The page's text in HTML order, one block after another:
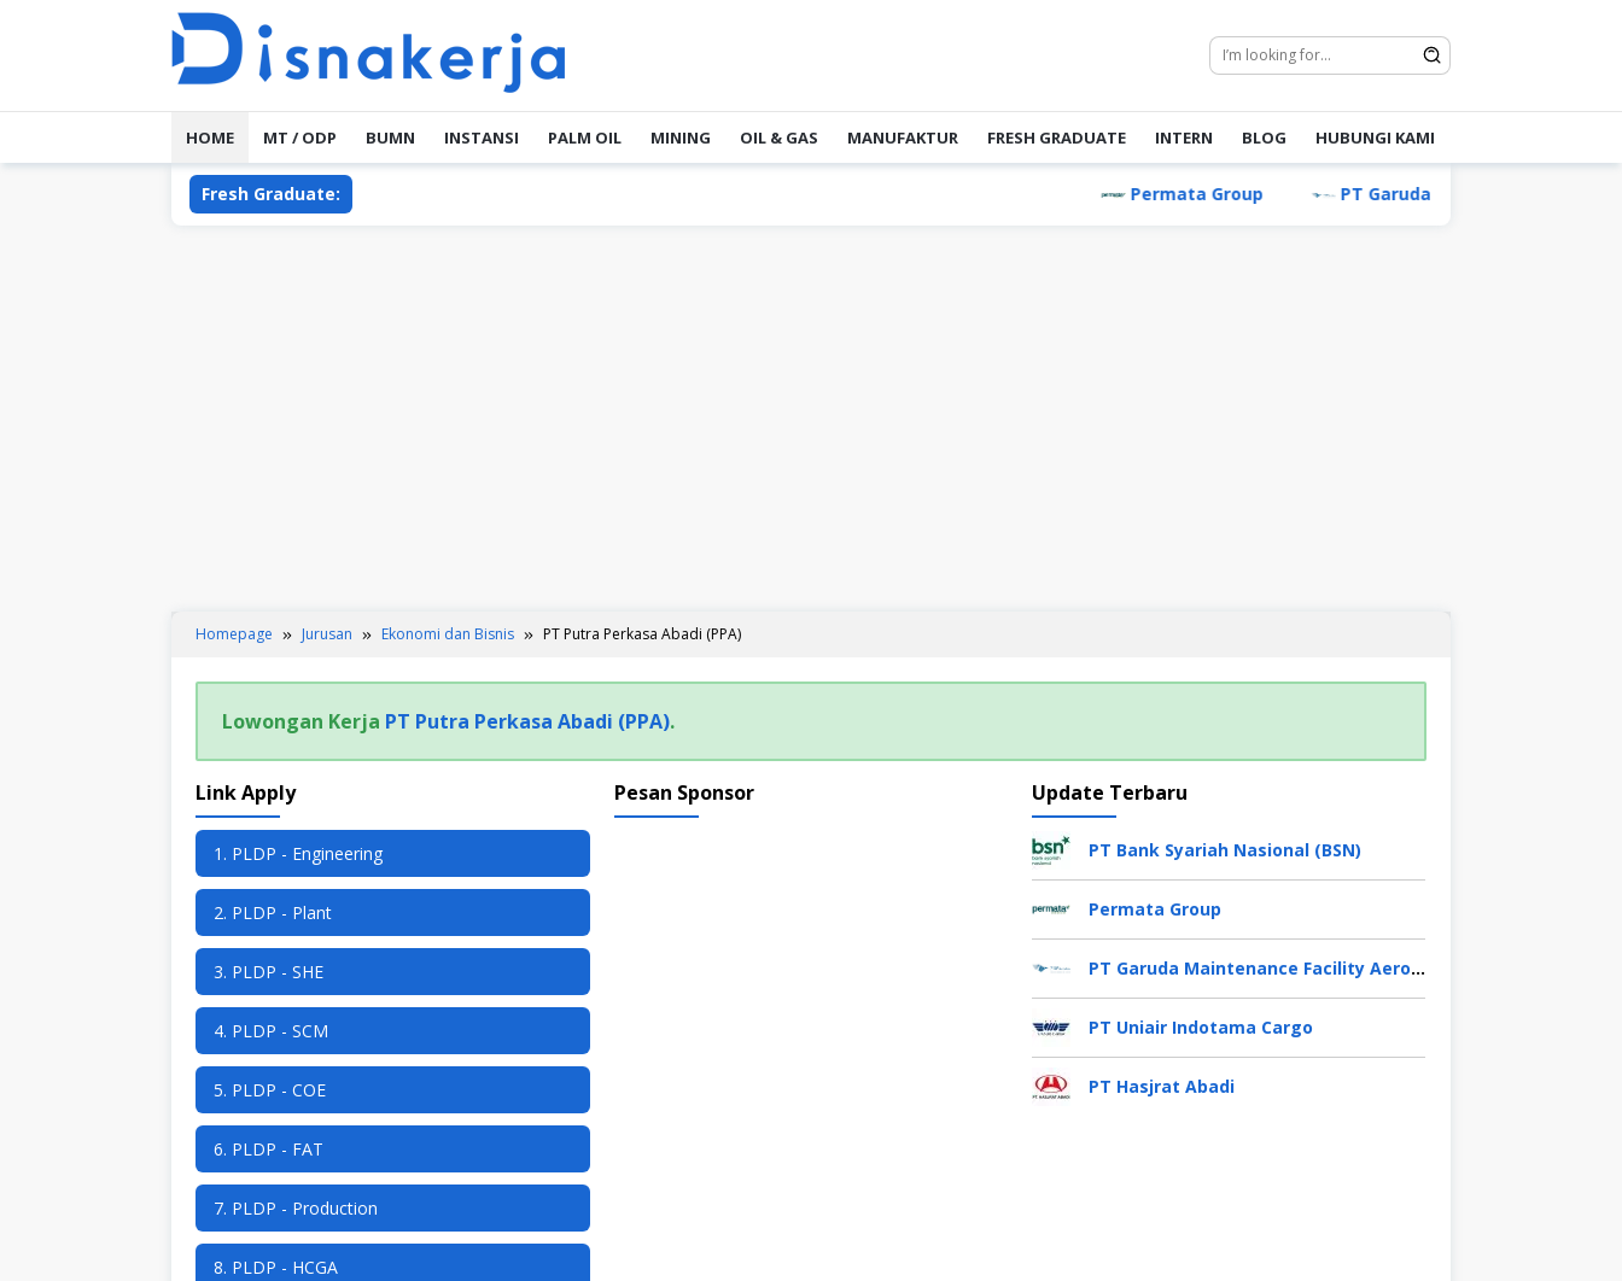
HOME MT / ODP BUMN INSTANSI PALM OIL MINING OIL & GAS MANUFAKTUR FRESH GRADUATE INTERN BLOG HUBUNGI KAMI
Fresh Graduate: Permata Group PT Garuda Maintenance Facility
Homepage Jurusan Ekonomi dan Bisnis PT Putra Perkasa Abadi (PPA)
Lowongan Kerja PT Putra Perkasa Abadi (PPA).
Link Apply
1. PLDP - Engineering
2. PLDP - Plant
3. PLDP - SHE
4. PLDP - SCM
5. PLDP - COE
6. PLDP - FAT
7. PLDP - Production
8. PLDP - HCGA
Pesan Sponsor Update Terbaru
PT Bank Syariah Nasional (BSN)
Permata Group
PT Garuda Maintenance Facility Aero Asia Tbk
PT Uniair Indotama Cargo
PT Hasjrat Abadi